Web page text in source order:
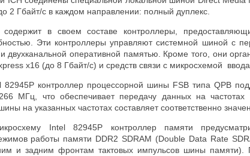
2 Гбайт/с в каждом направлении: полный дуплекс.
содержит в своем составе контроллеры,
Эти контроллеры управляют системной шиной с
двухканальной оперативной памятью. Кроме того, они
x16 (до 8 Гбайт/с) и средств связи с микросхемой
82945P контроллер процессорной шины FSB типа QPB
266 МГц, что обеспечивает передачу данных на
на указанных частотах составляет соответственно
Intel 82945P контроллер памяти
работы памяти DDR2 SDRAM (Double Data Rate
и задним фронтам тактовых импульсов шины памяти).